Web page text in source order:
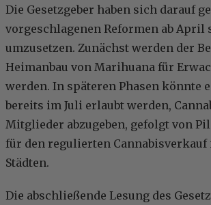
Die Gesetzgeber haben sich darauf
vorgeschlagenen Reformen ab April
umzusetzen. Zunächst werden der
Heimanbau von Marihuana für
werden. In späteren Phasen könnte
bereits im Juli erlaubt werden,
Mitglieder abzugeben, gefolgt von
für den regulierten Cannabisverkauf
Städten.
Die abschließende Lesung des